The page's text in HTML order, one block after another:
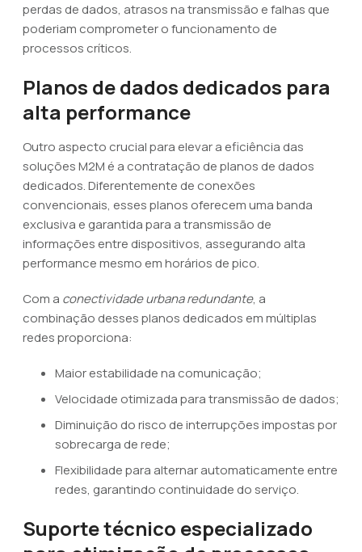
perdas de dados, atrasos na transmissão e falhas que
poderiam comprometer o funcionamento de
processos críticos.
Planos de dados dedicados para
alta performance
Outro aspecto crucial para elevar a eficiência das
soluções M2M é a contratação de planos de dados
dedicados. Diferentemente de conexões
convencionais, esses planos oferecem uma banda
exclusiva e garantida para a transmissão de
informações entre dispositivos, assegurando alta
performance mesmo em horários de pico.
Com a conectividade urbana redundante, a
combinação desses planos dedicados em múltiplas
redes proporciona:
Maior estabilidade na comunicação;
Velocidade otimizada para transmissão de dados;
Diminuição do risco de interrupções impostas por
sobrecarga de rede;
Flexibilidade para alternar automaticamente entre
redes, garantindo continuidade do serviço.
Suporte técnico especializado